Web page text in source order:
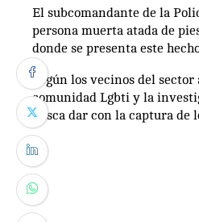
El subcomandante de la
persona muerta atada de
donde se presenta este
Según los vecinos del
comunidad Lgbti y la
busca dar con la captura de